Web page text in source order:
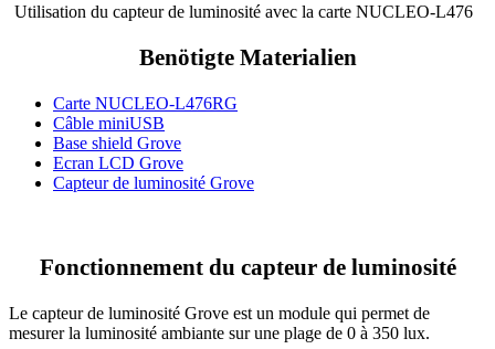
Utilisation du capteur de luminosité avec la carte NUCLEO-L476
Benötigte Materialien
Carte NUCLEO-L476RG
Câble miniUSB
Base shield Grove
Ecran LCD Grove
Capteur de luminosité Grove
Fonctionnement du capteur de luminosité
Le capteur de luminosité Grove est un module qui permet de
mesurer la luminosité ambiante sur une plage de 0 à 350 lux.